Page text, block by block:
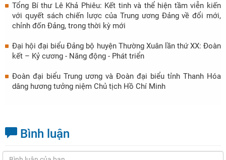
Tổng Bí thư Lê Khả Phiêu: Kết tinh và thể hiện tầm viễn kiến
với quyết sách chiến lược của Trung ương Đảng về đổi mới,
chỉnh đốn Đảng, trong thời kỳ mới
Đại hội đại biểu Đảng bộ huyện Thường Xuân lần thứ XX: Đoàn
kết – Kỷ cương - Năng động - Phát triển
Đoàn đại biểu Trung ương và Đoàn đại biểu tỉnh Thanh Hóa
dâng hương tưởng niệm Chủ tịch Hồ Chí Minh
Bình luận